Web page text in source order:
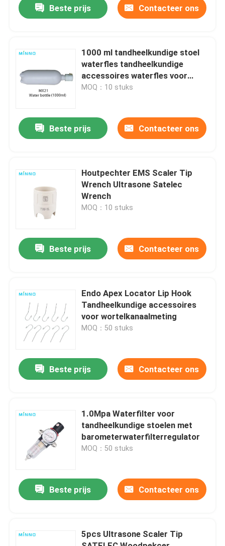
Thuis
Over ons
Kwaliteitscontrole
Contacteer ons
Vraag een offerte aan
Tandheelkundige medische hulpmiddelen
Tandheelkundig handstuk met hoge snelheid
Beste prijs Contacteer ons
1000 ml tandheelkundige stoel
waterfles tandheelkundige
accessoires waterfles voor
tandheelkundige stoel
MOQ：10 stuks
Beste prijs Contacteer ons
Houtpechter EMS Scaler Tip
Wrench Ultrasone Satelec
Wrench
MOQ：10 stuks
Beste prijs Contacteer ons
Endo Apex Locator Lip Hook
Tandheelkundige accessoires
voor wortelkanaalmeting
MOQ：50 stuks
Beste prijs Contacteer ons
1.0Mpa Waterfilter voor
tandheelkundige stoelen met
barometerwaterfilterregulator
MOQ：50 stuks
Beste prijs Contacteer ons
5pcs Ultrasone Scaler Tip